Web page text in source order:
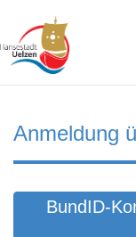
Zum Hauptinhalt
Anmeldung
BundID-